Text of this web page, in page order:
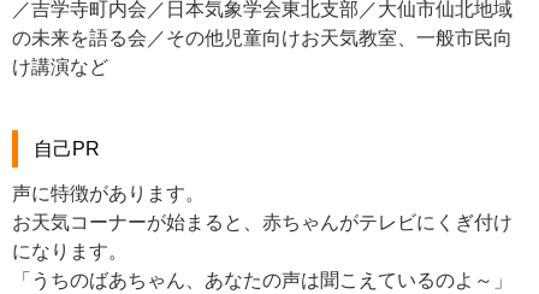
／吉学寺町内会／日本気象学会東北支部／大仙市仙北地域
の未来を語る会／その他児童向けお天気教室、一般市民向
け講演など
自己PR
声に特徴があります。
お天気コーナーが始まると、赤ちゃんがテレビにくぎ付け
になります。
「うちのばあちゃん、あなたの声は聞こえているのよ～」